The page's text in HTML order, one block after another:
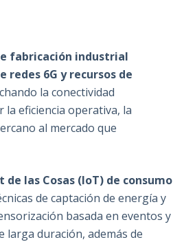
fabricación industrial
6G y recursos de
la conectividad
eficiencia operativa, la
al mercado que
las Cosas (IoT) de consumo
de captación de energía y
basada en eventos y
duración, además de